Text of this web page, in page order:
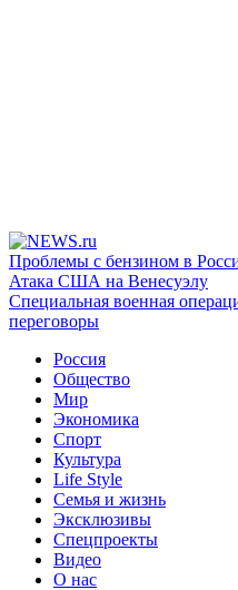
Проблемы с бензином в
Атака США на Венесуэлу
Специальная военная
переговоры
Россия
Общество
Мир
Экономика
Спорт
Культура
Life Style
Семья и жизнь
Эксклюзивы
Спецпроекты
Видео
О нас